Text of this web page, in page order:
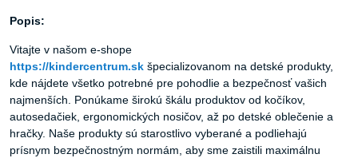
Popis:
Vitajte v našom e-shope
https://kindercentrum.sk špecializovanom na detské produkty,
kde nájdete všetko potrebné pre pohodlie a bezpečnosť vašich
najmenších. Ponúkame širokú škálu produktov od kočíkov,
autosedačiek, ergonomických nosičov, až po detské oblečenie a
hračky. Naše produkty sú starostlivo vyberané a podliehajú
prísnym bezpečnostným normám, aby sme zaistili maximálnu